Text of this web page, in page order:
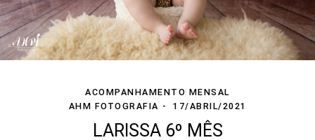
ACOMPANHAMENTO MENSAL
AHM FOTOGRAFIA
17/ABRIL/2021
LARISSA 6º MÊS